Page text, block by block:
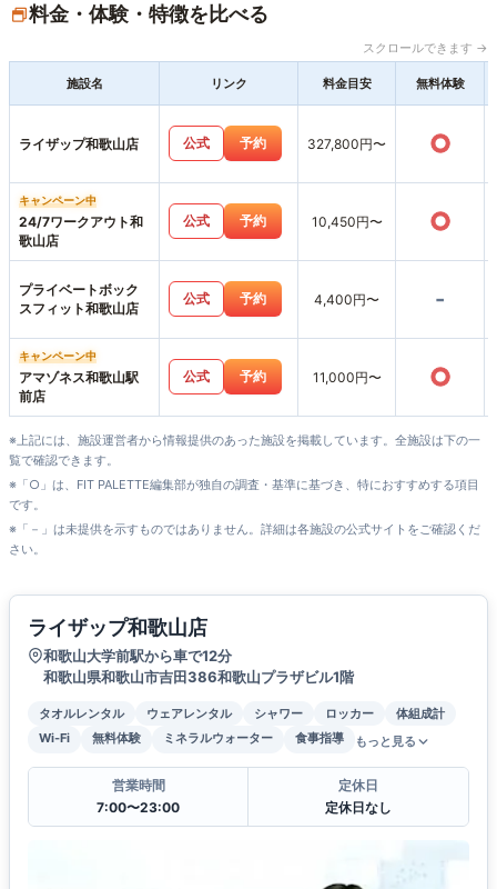
料金・体験・特徴を比べる
スクロールできます →
施設名 リンク 料金目安 無料体験
ライザップ和歌山店 公式 予約 327,800円〜 ○
キャンペーン中
24/7ワークアウト和
歌山店
公式 予約 10,450円〜 ○
プライベートボック
スフィット和歌山店
公式 予約 4,400円〜 -
キャンペーン中
アマゾネス和歌山駅
前店
公式 予約 11,000円〜 ○
※上記には、施設運営者から情報提供のあった施設を掲載しています。全施設は下の一
覧で確認できます。
※「○」は、FIT PALETTE編集部が独自の調査・基準に基づき、特におすすめする項目
です。
※「－」は未提供を示すものではありません。詳細は各施設の公式サイトをご確認くだ
さい。
ライザップ和歌山店
和歌山大学前駅から車で12分
和歌山県和歌山市吉田386和歌山プラザビル1階
タオルレンタル ウェアレンタル シャワー ロッカー
体組成計
Wi-Fi
無料体験 ミネラルウォーター 食事指導 もっと見る
営業時間
7:00〜23:00
定休日
定休日なし